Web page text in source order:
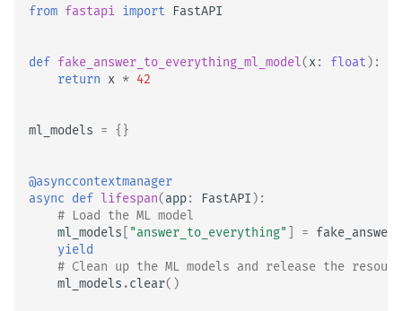
from fastapi import FastAPI
def fake_answer_to_everything_ml_model(x: float ):
return x * 42
ml_models = {}
@asynccontextmanager
async def lifespan(app: FastAPI ):
# Load the ML model
ml_models
"answer_to_everything" =
yield
# Clean up the ML models and release the
ml_models .clear()